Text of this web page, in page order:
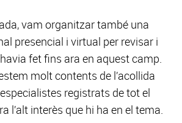
vam organitzar també una
presencial i virtual per revisar i
fet fins ara en aquest camp.
molt contents de l’acollida
registrats de tot el
l’alt interès que hi ha en el tema.